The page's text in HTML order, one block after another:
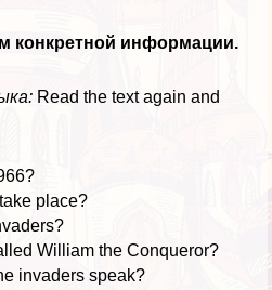
конкретной информации.
Read the text again and
place?
William the Conqueror?
invaders speak?